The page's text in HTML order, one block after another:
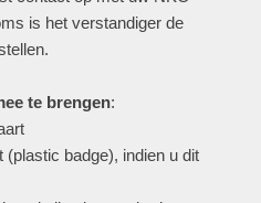
is het verstandiger de
te brengen:
badge), indien u dit